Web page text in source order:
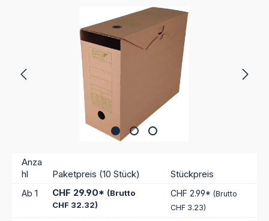
Anza
hl
Paketpreis (10 Stück) Stückpreis
Ab 1 CHF 29.90* (Brutto
CHF 32.32)
CHF 2.99* (Brutto
CHF 3.23)